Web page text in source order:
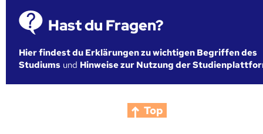
Hast du Fragen?
Hier findest du Erklärungen zu wichtigen Begriffen des
Studiums und Hinweise zur Nutzung der
Top